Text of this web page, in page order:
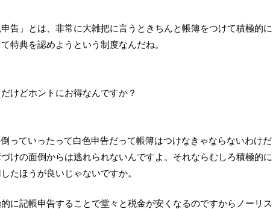
告」とは、非常に大雑把に言うときちんと帳簿をつけて積極的に
特典を認めようという制度なんだね。
けどホントにお得なんですか？
っていったって白色申告だって帳簿はつけなきゃならないわけだ
けの面倒からは逃れられないんですよ。それならむしろ積極的に
たほうが良いじゃないですか。
に記帳申告することで堂々と税金が安くなるのですからノーリス